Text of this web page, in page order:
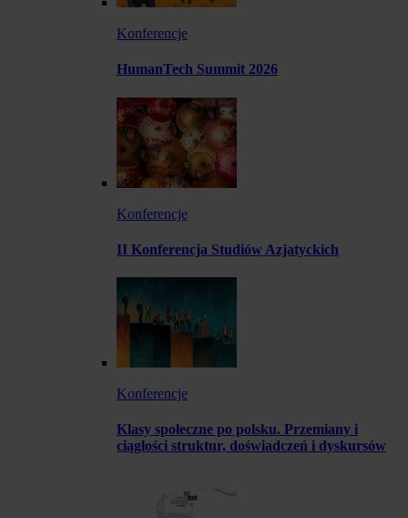
Konferencje
HumanTech Summit 2026
Konferencje
II Konferencja Studiów Azjatyckich
Konferencje
Klasy społeczne po polsku. Przemiany i
ciągłości struktur, doświadczeń i dyskursów